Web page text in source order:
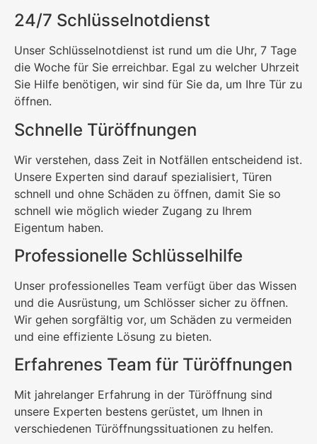
24/7 Schlüsselnotdienst
Unser Schlüsselnotdienst ist rund um die Uhr, 7 Tage
die Woche für Sie erreichbar. Egal zu welcher Uhrzeit
Sie Hilfe benötigen, wir sind für Sie da, um Ihre Tür zu
öffnen.
Schnelle Türöffnungen
Wir verstehen, dass Zeit in Notfällen entscheidend ist.
Unsere Experten sind darauf spezialisiert, Türen
schnell und ohne Schäden zu öffnen, damit Sie so
schnell wie möglich wieder Zugang zu Ihrem
Eigentum haben.
Professionelle Schlüsselhilfe
Unser professionelles Team verfügt über das Wissen
und die Ausrüstung, um Schlösser sicher zu öffnen.
Wir gehen sorgfältig vor, um Schäden zu vermeiden
und eine effiziente Lösung zu bieten.
Erfahrenes Team für Türöffnungen
Mit jahrelanger Erfahrung in der Türöffnung sind
unsere Experten bestens gerüstet, um Ihnen in
verschiedenen Türöffnungssituationen zu helfen.